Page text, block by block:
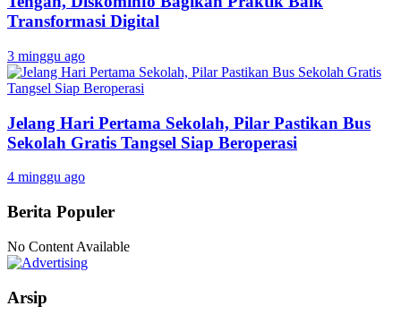
Transformasi Digital
3 minggu ago
Jelang Hari Pertama Sekolah, Pilar Pastikan Bus
Sekolah Gratis Tangsel Siap Beroperasi
4 minggu ago
Berita Populer
No Content Available
Arsip